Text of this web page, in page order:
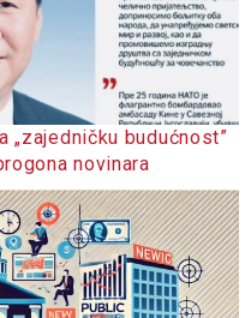
budućnost”
novinara